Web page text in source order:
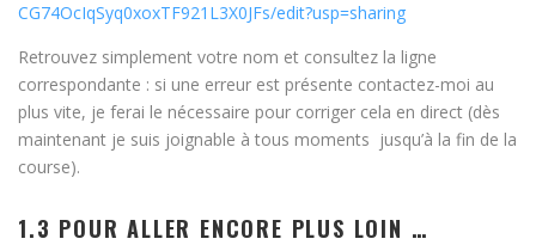
CG74OcIqSyq0xoxTF921L3X0JFs/edit?usp=sharing
Retrouvez simplement votre nom et consultez la ligne
correspondante : si une erreur est présente contactez-moi au
plus vite, je ferai le nécessaire pour corriger cela en direct (dès
maintenant je suis joignable à tous moments jusqu’à la fin de la
course).
1.3 POUR ALLER ENCORE PLUS LOIN …